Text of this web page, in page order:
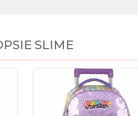
SLIME